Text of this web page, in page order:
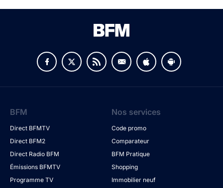
BFM
Direct BFMTV
Direct BFM2
Direct Radio BFM
Émissions BFMTV
Programme TV
Nos services
Code promo
Comparateur
BFM Pratique
Shopping
Immobilier neuf